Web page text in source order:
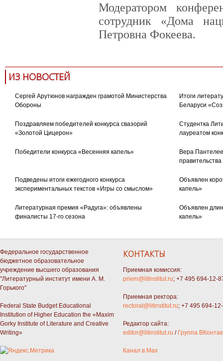
Модератором
сотрудник «Дома
Петровна Фокеева.
ИЗ НОВОСТЕЙ
Сергей Арутюнов награжден грамотой Министерства
Обороны
Итоги
Беларуси
Поздравляем победителей конкурса свазорий
«Золотой Цицерон»
Студентка
лауреатом
Победители конкурса «Весенняя капель»
Вера
Подведены итоги ежегодного конкурса
экспериментальных текстов «Игры со смыслом»
Объявлен
капель»
Литературная премия «Радуга»: объявлены
финалисты 17-го сезона
Объявлен
капель»
Федеральное государственное
бюджетное образовательное
учреждение высшего образования
"Литературный институт имени А. М.
Горького"
Federal State Budget Educational
Institution of Higher Education the «Maxim
Gorky Institute of Literature and Creative
Writing»
КОНТАКТЫ
Приемная комиссия:
priem@litinstitut.ru; +7 495 694-12-
Приемная ректора:
rectorat@litinstitut.ru; +7 495 694-
Редактор сайта:
editor@litinstitut.ru / Группа
Канал в Max